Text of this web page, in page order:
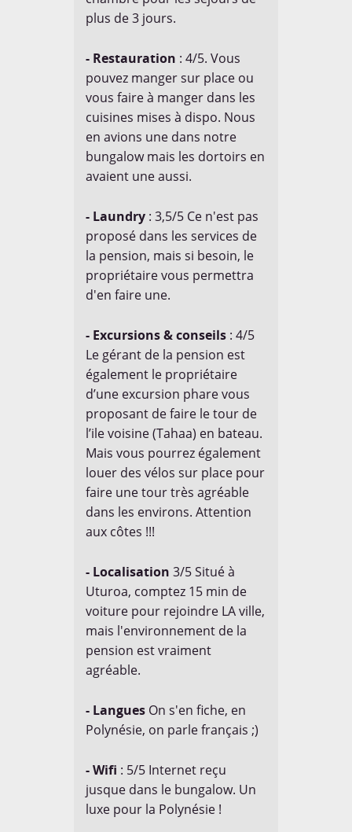
plus de 3 jours.
- Restauration : 4/5. Vous
pouvez manger sur place ou
vous faire à manger dans les
cuisines mises à dispo. Nous
en avions une dans notre
bungalow mais les dortoirs en
avaient une aussi.
- Laundry : 3,5/5 Ce n'est pas
proposé dans les services de
la pension, mais si besoin, le
propriétaire vous permettra
d'en faire une.
- Excursions & conseils : 4/5
Le gérant de la pension est
également le propriétaire
d’une excursion phare vous
proposant de faire le tour de
l’ile voisine (Tahaa) en bateau.
Mais vous pourrez également
louer des vélos sur place pour
faire une tour très agréable
dans les environs. Attention
aux côtes !!!
- Localisation 3/5 Situé à
Uturoa, comptez 15 min de
voiture pour rejoindre LA ville,
mais l'environnement de la
pension est vraiment
agréable.
- Langues On s'en fiche, en
Polynésie, on parle français ;)
- Wifi : 5/5 Internet reçu
jusque dans le bungalow. Un
luxe pour la Polynésie !